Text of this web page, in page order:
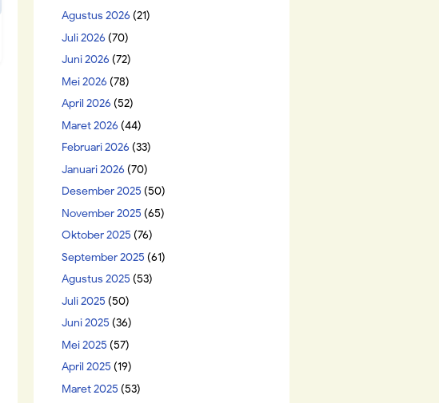
Agustus 2026 (21)
Juli 2026 (70)
Juni 2026 (72)
Mei 2026 (78)
April 2026 (52)
Maret 2026 (44)
Februari 2026 (33)
Januari 2026 (70)
Desember 2025 (50)
November 2025 (65)
Oktober 2025 (76)
September 2025 (61)
Agustus 2025 (53)
Juli 2025 (50)
Juni 2025 (36)
Mei 2025 (57)
April 2025 (19)
Maret 2025 (53)